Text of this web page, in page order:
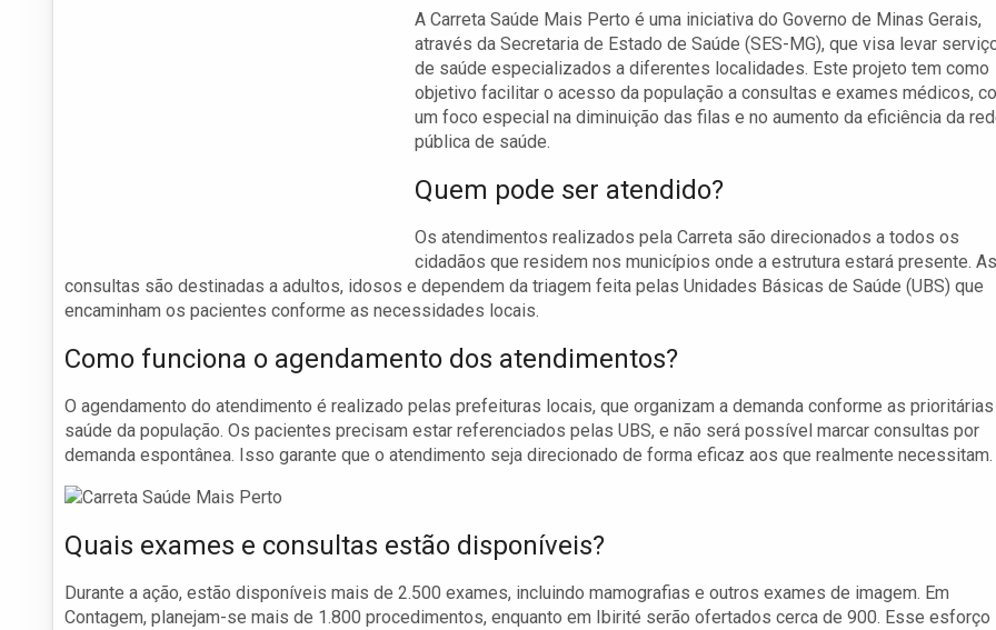
A Carreta Saúde Mais Perto é uma iniciativa do Governo de Minas Gerais,
através da Secretaria de Estado de Saúde (SES-MG), que visa levar
de saúde especializados a diferentes localidades. Este projeto tem como
objetivo facilitar o acesso da população a consultas e exames médicos,
um foco especial na diminuição das filas e no aumento da eficiência da
pública de saúde.
Quem pode ser atendido?
Os atendimentos realizados pela Carreta são direcionados a todos os
cidadãos que residem nos municípios onde a estrutura estará presente. As
consultas são destinadas a adultos, idosos e dependem da triagem feita pelas Unidades Básicas de Saúde (UBS) que
encaminham os pacientes conforme as necessidades locais.
Como funciona o agendamento dos atendimentos?
O agendamento do atendimento é realizado pelas prefeituras locais, que organizam a demanda conforme as
saúde da população. Os pacientes precisam estar referenciados pelas UBS, e não será possível marcar consultas por
demanda espontânea. Isso garante que o atendimento seja direcionado de forma eficaz aos que realmente necessitam.
Quais exames e consultas estão disponíveis?
Durante a ação, estão disponíveis mais de 2.500 exames, incluindo mamografias e outros exames de imagem. Em
Contagem, planejam-se mais de 1.800 procedimentos, enquanto em Ibirité serão ofertados cerca de 900. Esse esforço